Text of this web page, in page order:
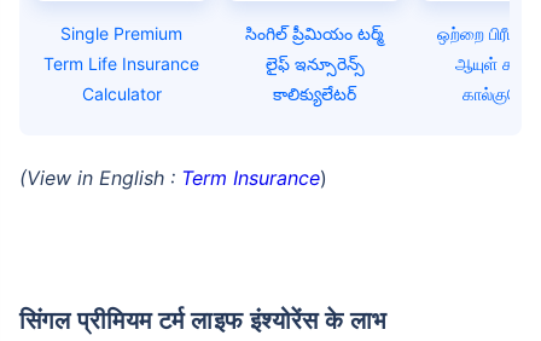
Single Premium
Term Life Insurance
Calculator
సింగిల్ ప్రీమియం టర్మ్
లైఫ్ ఇన్సూరెన్స్
కాలిక్యులేటర్
ஒற்றை
ஆயுள்
(View in English : Term Insurance)
सिंगल प्रीमियम टर्म लाइफ इंश्योरेंस के लाभ